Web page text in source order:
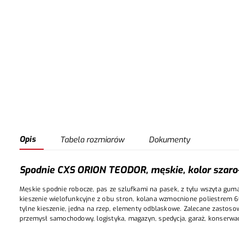
Opis Tabela rozmiarów Dokumenty
Spodnie CXS ORION TEODOR, męskie, kolor
Męskie spodnie robocze, pas ze szlufkami na pasek, z tyłu wszyta
kieszenie wielofunkcyjne z obu stron, kolana wzmocnione poliestrem
tylne kieszenie, jedna na rzep, elementy odblaskowe. Zalecane
przemysł samochodowy, logistyka, magazyn, spedycja, garaż,